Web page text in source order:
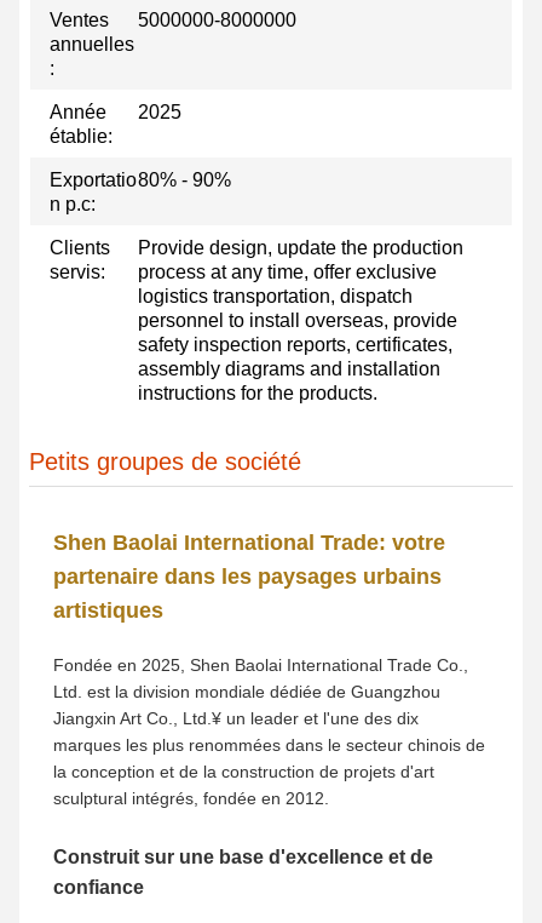
Ventes
annuelles
:
5000000-8000000
Année
établie:
2025
Exportatio
n p.c:
80% - 90%
Clients
servis:
Provide design, update the production
process at any time, offer exclusive
logistics transportation, dispatch
personnel to install overseas, provide
safety inspection reports, certificates,
assembly diagrams and installation
instructions for the products.
Petits groupes de société
Shen Baolai International Trade: votre
partenaire dans les paysages urbains
artistiques
Fondée en 2025, Shen Baolai International Trade Co.,
Ltd. est la division mondiale dédiée de Guangzhou
Jiangxin Art Co., Ltd.¥ un leader et l'une des dix
marques les plus renommées dans le secteur chinois de
la conception et de la construction de projets d'art
sculptural intégrés, fondée en 2012.
Construit sur une base d'excellence et de
confiance